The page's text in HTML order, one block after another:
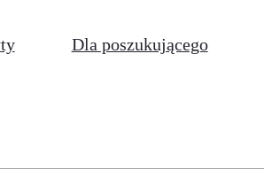
Dla poszukującego